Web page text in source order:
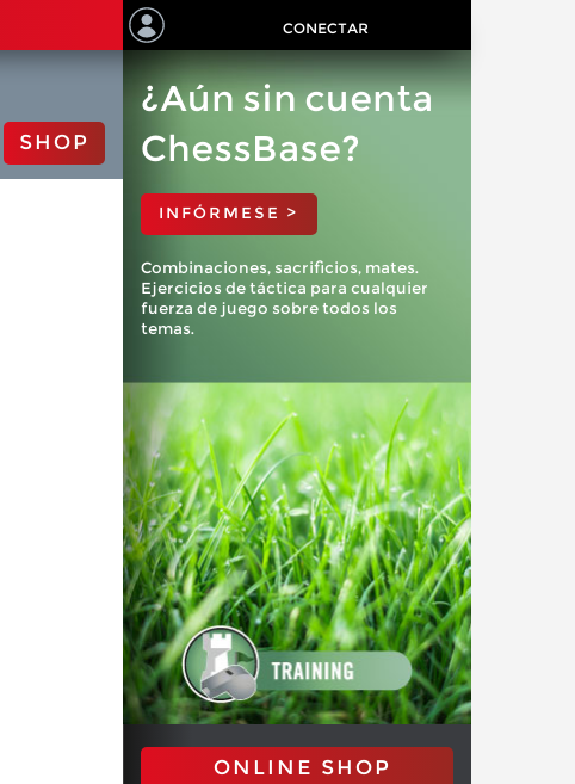
CONECTAR
SHOP
¿Aún sin cuenta
ChessBase?
INFÓRMESE >
Combinaciones, sacrificios, mates.
Ejercicios de táctica para cualquier
fuerza de juego sobre todos los
temas.
ONLINE SHOP